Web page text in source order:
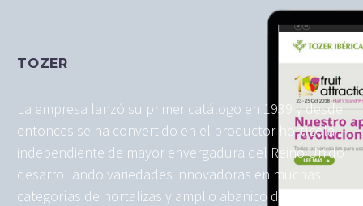
TOZER
La empresa lanzó su primer catálogo en 1939 y desde
entonces se ha convertido en el productor hortícola
independiente de mayor envergadura del Reino Unido
desarrollando variedades innovadoras en muchas
categorías de hortalizas y amplio abanico de cultivos.